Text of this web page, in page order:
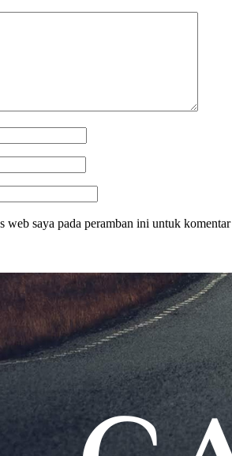
web saya pada peramban ini untuk